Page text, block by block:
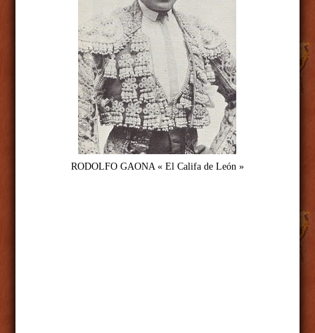
RODOLFO GAONA « El Califa de León »